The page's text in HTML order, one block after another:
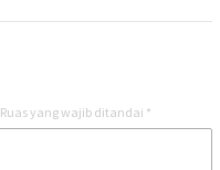
Ruas yang wajib ditandai *